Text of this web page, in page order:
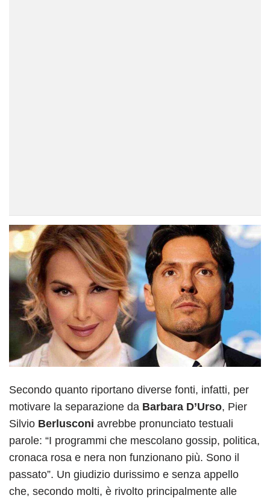
Secondo quanto riportano diverse fonti, infatti, per
motivare la separazione da Barbara D’Urso, Pier
Silvio Berlusconi avrebbe pronunciato testuali
parole: “I programmi che mescolano gossip, politica,
cronaca rosa e nera non funzionano più. Sono il
passato”. Un giudizio durissimo e senza appello
che, secondo molti, è rivolto principalmente alle